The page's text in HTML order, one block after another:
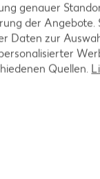
Lamm-
Grill-Rezepte
genauer
der
Daten zur
Quellen.